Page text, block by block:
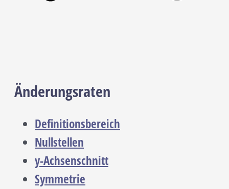
Änderungsraten
Definitionsbereich
Nullstellen
y-Achsenschnitt
Symmetrie